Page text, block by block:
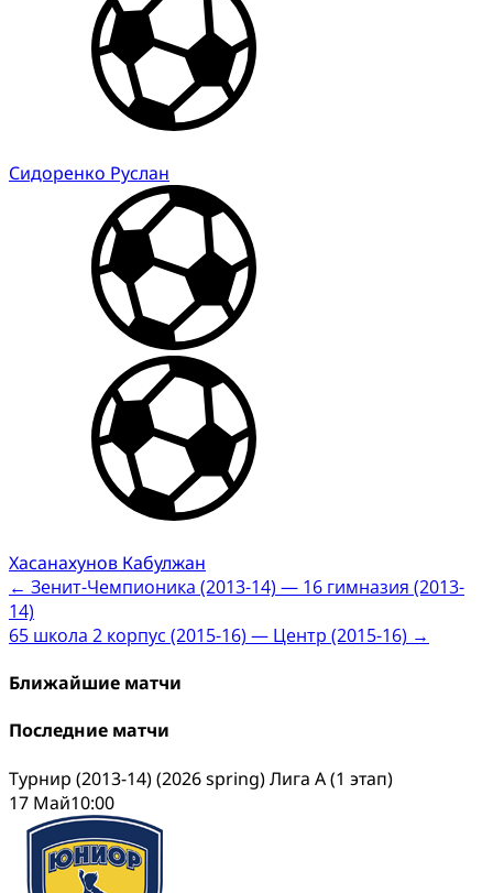
Сидоренко Руслан
Хасанахунов Кабулжан
Post
navigation
← Зенит-Чемпионика (2013-14) — 16 гимназия (2013-
14)
65 школа 2 корпус (2015-16) — Центр (2015-16) →
Ближайшие матчи
Последние матчи
Турнир (2013-14) (2026 spring) Лига А (1 этап)
17 Май10:00